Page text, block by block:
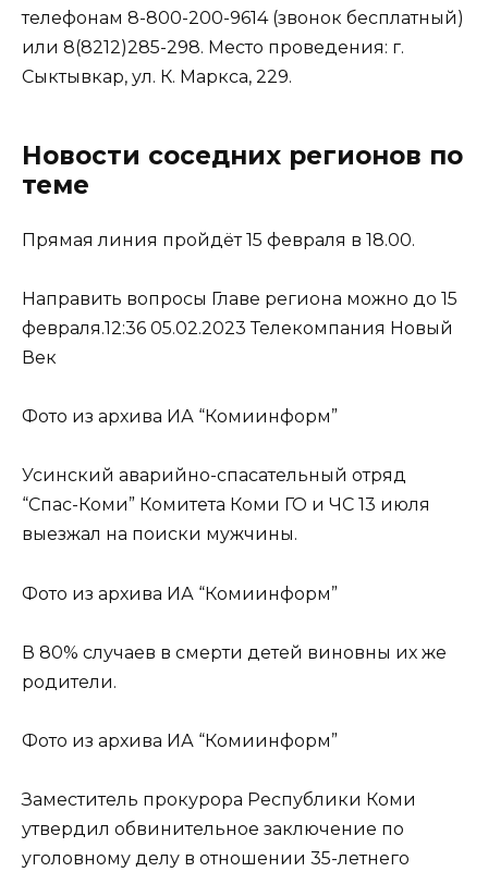
телефонам 8-800-200-9614 (звонок бесплатный)
или 8(8212)285-298. Место проведения: г.
Сыктывкар, ул. К. Маркса, 229.
Новости соседних регионов по
теме
Прямая линия пройдёт 15 февраля в 18.00.
Направить вопросы Главе региона можно до 15
февраля.12:36 05.02.2023 Телекомпания Новый
Век
Фото из архива ИА “Комиинформ”
Усинский аварийно-спасательный отряд
“Спас-Коми” Комитета Коми ГО и ЧС 13 июля
выезжал на поиски мужчины.
Фото из архива ИА “Комиинформ”
В 80% случаев в смерти детей виновны их же
родители.
Фото из архива ИА “Комиинформ”
Заместитель прокурора Республики Коми
утвердил обвинительное заключение по
уголовному делу в отношении 35-летнего